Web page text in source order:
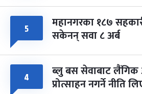
५ महानगरका १८७
सकेनन् सवा ८ अर्ब
४ ब्लु बस सेवाबाट लैंगिक
प्रोत्साहन नगर्ने नीति